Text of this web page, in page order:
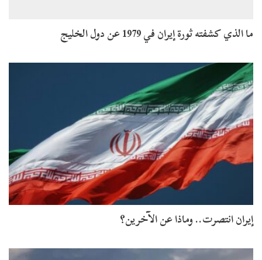
ما الذي كشفته ثورة إيران في 1979 عن دول الخليج
إيران انتصرت.. وماذا عن الآخرين؟